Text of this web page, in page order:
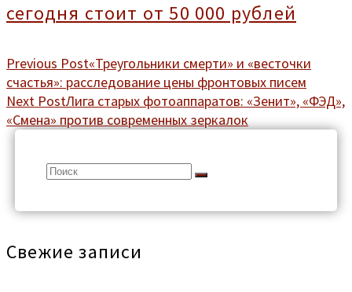
сегодня стоит от 50 000 рублей
Previous Post«Треугольники смерти» и «весточки
счастья»: расследование цены фронтовых писем
Next PostЛига старых фотоаппаратов: «Зенит», «ФЭД»,
«Смена» против современных зеркалок
Search
Свежие записи